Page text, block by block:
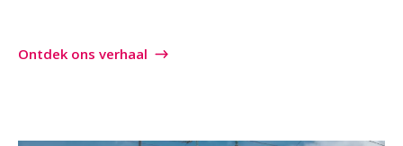
Ontdek ons verhaal